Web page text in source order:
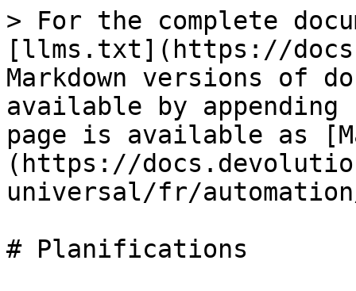
> For the complete
[llms.txt](https://
Markdown versions of
available by
page is available as
(https://
universal/fr/
# Planifications